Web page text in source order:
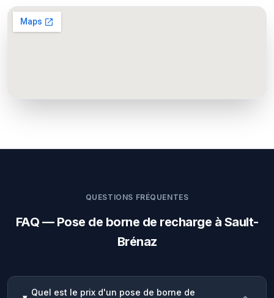
QUESTIONS FRÉQUENTES
FAQ — Pose de borne de recharge à Sault-
Brénaz
Quel est le prix d'un pose de borne de